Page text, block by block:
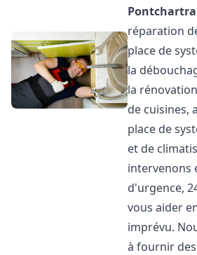
réparation
place de
la
la
de cuisines,
place de
et de
intervenons
d'urgence,
vous aider
imprévu.
à fournir